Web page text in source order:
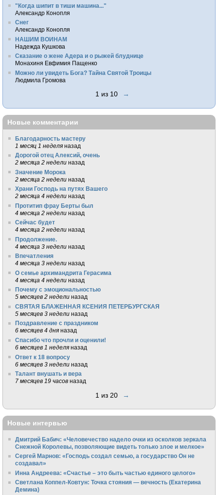
"Когда шипит в тиши машина..."
Александр Конопля
Снег
Александр Конопля
НАШИМ ВОИНАМ
Надежда Кушкова
Сказание о жене Адера и о рыжей блуднице
Монахиня Евфимия Пащенко
Можно ли увидеть Бога? Тайна Святой Троицы
Людмила Громова
1 из 10 →
Новые комментарии
Благодарность мастеру
1 месяц 1 неделя назад
Дорогой отец Алексий, очень
2 месяца 2 недели назад
Значение Морока
2 месяца 2 недели назад
Храни Господь на путях Вашего
2 месяца 4 недели назад
Протитип фрау Берты был
4 месяца 2 недели назад
Сейчас будет
4 месяца 2 недели назад
Продолжение.
4 месяца 3 недели назад
Впечатления
4 месяца 3 недели назад
О семье архимандрита Герасима
4 месяца 4 недели назад
Почему с эмоциональностью
5 месяцев 2 недели назад
СВЯТАЯ БЛАЖЕННАЯ КСЕНИЯ ПЕТЕРБУРГСКАЯ
5 месяцев 3 недели назад
Поздравление с праздником
6 месяцев 4 дня назад
Спасибо что прочли и оценили!
6 месяцев 1 неделя назад
Ответ к 18 вопросу
6 месяцев 3 недели назад
Талант внушать и вера
7 месяцев 19 часов назад
1 из 20 →
Новые интервью
Дмитрий Бабич: «Человечество надело очки из осколков зеркала
Снежной Королевы, позволяющие видеть только злое и мелкое»
Сергей Марнов: «Господь создал семью, а государство Он не
создавал»
Инна Андреева: «Счастье – это быть частью единого целого»
Светлана Коппел-Ковтун: Точка стояния — вечность (Екатерина
Демина)